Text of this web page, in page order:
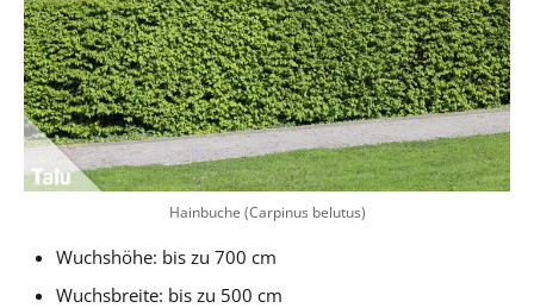
Hainbuche (Carpinus belutus)
Wuchshöhe: bis zu 700 cm
Wuchsbreite: bis zu 500 cm